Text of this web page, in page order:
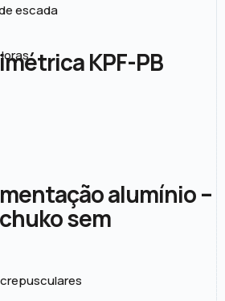
escada
KPF-PB
alumínio –
sem